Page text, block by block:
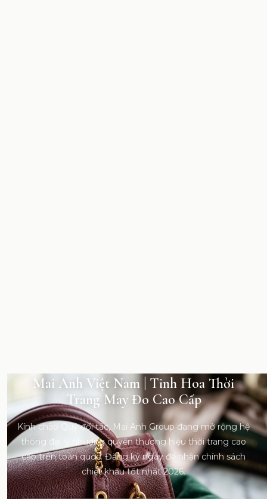
Mai Anh Việt Nam | Tinh Hoa Thời
Trang May Đo Cao Cấp
Kính chào Quý đối tác, Mai Anh Group đang mở rộng hệ
thống đại lý nhượng quyền thương hiệu thời trang cao
cấp trên toàn quốc. Đăng ký ngay để nhận chính sách
chiết khấu tốt nhất 2026.